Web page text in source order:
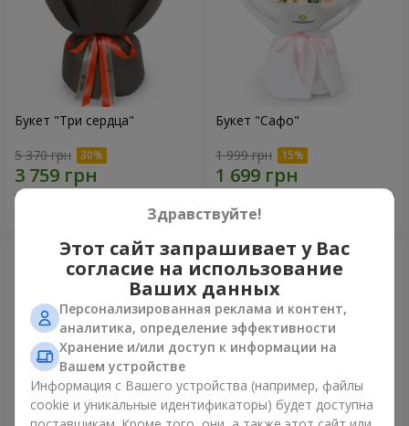
Букет "Три сердца"
5 370 грн
Букет "Сафо"
1 999 грн
Здравствуйте!
Этот сайт запрашивает у Вас
согласие на использование
Ваших данных
Персонализированная реклама и контент,
аналитика, определение эффективности
Хранение и/или доступ к информации на
Вашем устройстве
Информация с Вашего устройства (например, файлы
cookie и уникальные идентификаторы) будет доступна